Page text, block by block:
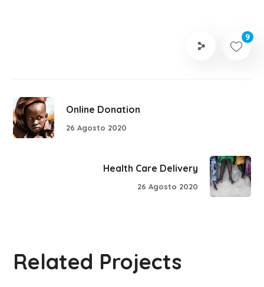
9
Online Donation
26 Agosto 2020
Health Care Delivery
26 Agosto 2020
Related Projects